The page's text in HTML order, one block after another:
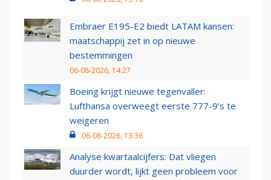
Embraer E195-E2 biedt LATAM kansen:
maatschappij zet in op nieuwe
bestemmingen
06-08-2026, 14:27
Boeing krijgt nieuwe tegenvaller:
Lufthansa overweegt eerste 777-9’s te
weigeren
06-08-2026, 13:36
Analyse kwartaalcijfers: Dat vliegen
duurder wordt, lijkt geen probleem voor